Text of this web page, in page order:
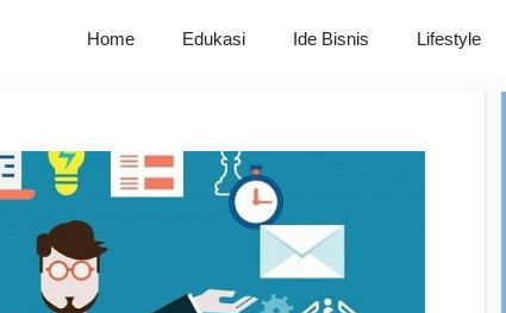
Home Edukasi Ide Bisnis Lifestyle